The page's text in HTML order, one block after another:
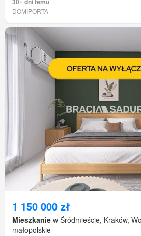
DOMIPORTA
1 150 000 zł
Mieszkanie w Śródmieście, Kraków,
małopolskie